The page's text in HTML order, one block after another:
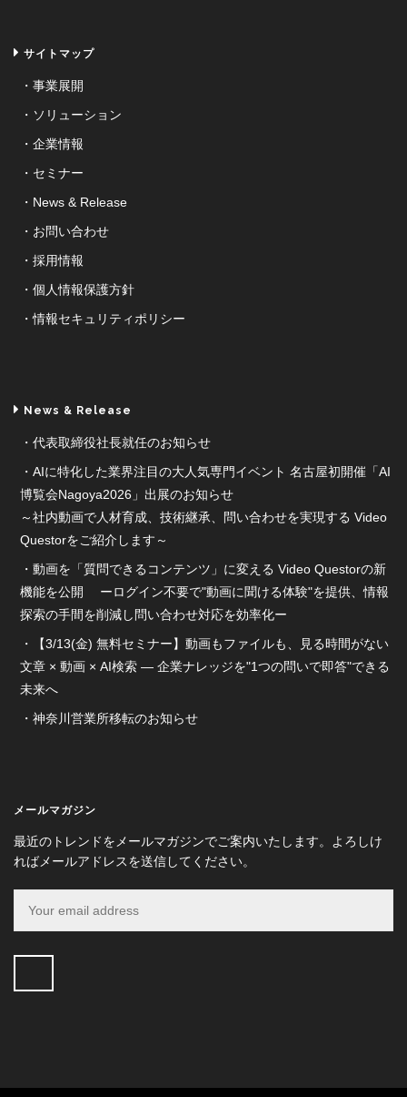
サイトマップ
事業展開
ソリューション
企業情報
セミナー
News & Release
お問い合わせ
採用情報
個人情報保護方針
情報セキュリティポリシー
News & Release
代表取締役社長就任のお知らせ
AIに特化した業界注目の大人気専門イベント 名古屋初開催「AI
博覧会Nagoya2026」出展のお知らせ
～社内動画で人材育成、技術継承、問い合わせを実現する Video
Questorをご紹介します～
動画を「質問できるコンテンツ」に変える Video Questorの新
機能を公開 ーログイン不要で"動画に聞ける体験"を提供、情報
探索の手間を削減し問い合わせ対応を効率化ー
【3/13(金) 無料セミナー】動画もファイルも、見る時間がない
文章 × 動画 × AI検索 ― 企業ナレッジを"1つの問いで即答"できる
未来へ
神奈川営業所移転のお知らせ
メールマガジン
最近のトレンドをメールマガジンでご案内いたします。よろしけ
ればメールアドレスを送信してください。